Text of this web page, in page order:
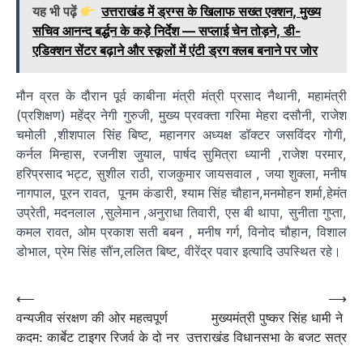
यह भी पढ़ें
उत्तराखंड में ड्रग्स के खिलाफ सख्त एक्शन, मुख्य
सचिव आनन्द बर्द्धन के कड़े निर्देश — सप्लाई चेन तोड़ने, डी-
एडिक्शन सेंटर बढ़ाने और स्कूलों में एंटी ड्रग क्लब बनाने पर जोर
मौन व्रत के दौरान पूर्व काबीना मंत्री मंत्री प्रसाद नैथानी, महामंत्री
(प्रशिक्षण) महेंद्र नेगी गुरुजी, मुख्य प्रवक्ता गरिमा मेहरा दसौनी, राजेश
चमोली ,शीशपाल सिंह बिष्ट, महानगर अध्यक्ष डॉक्टर जसविंदर गोगी,
कर्नल मिन्हास, रजनीश जुयाल, पार्षद सुमित्रा ध्यानी ,राजेश परमार,
हरिप्रसाद भट्ट, सुशील राठी, राजकुमार जायसवाल , जया शुक्ला, मनीष
नागपाल, पूरन रावत, पूनम कंडारी, श्याम सिंह चौहान,मनमोहन शर्मा,हेमंत
उप्रेती, मदनलाल ,सुलेमान ,अनुराधा तिवारी, एस बी थापा, सुनीता गुप्ता,
कमल रावत, ओम प्रकाश सती बबन , मनीष गर्ग, विनोद चौहान, विशाल
डोभाल, प्रेम सिंह सौंन,ललित बिष्ट, वीरेंद्र पवार इत्यादि उपस्थित रहे।
Post
navigation
⟵
वन्यजीव संरक्षण की ओर महत्वपूर्ण
कदम: कार्बेट टाइगर रिजर्व के दो नर
मुख्यमंत्री पुष्कर सिंह धामी ने
उत्तराखंड विधानसभा के बजट सत्र
⟶